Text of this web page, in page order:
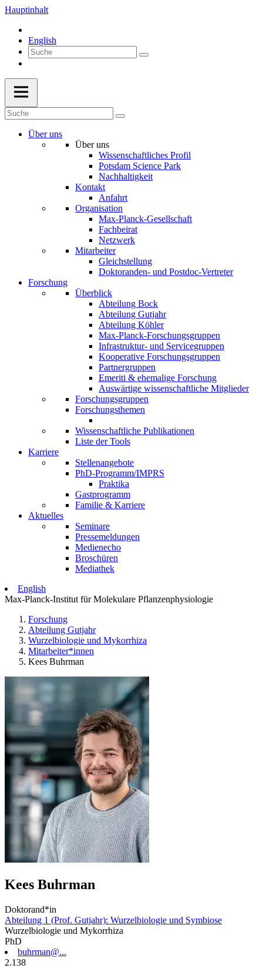
Hauptinhalt
English
Über uns
Über uns
Wissenschaftliches Profil
Potsdam Science Park
Nachhaltigkeit
Kontakt
Anfahrt
Organisation
Max-Planck-Gesellschaft
Fachbeirat
Netzwerk
Mitarbeiter
Gleichstellung
Doktoranden- und Postdoc-Vertreter
Forschung
Überblick
Abteilung Bock
Abteilung Gutjahr
Abteilung Köhler
Max-Planck-Forschungsgruppen
Infrastruktur- und Servicegruppen
Kooperative Forschungsgruppen
Partnergruppen
Emeriti & ehemalige Forschung
Auswärtige wissenschaftliche Mitglieder
Forschungsgruppen
Forschungsthemen
Wissenschaftliche Publikationen
Liste der Tools
Karriere
Stellenangebote
PhD-Programm/IMPRS
Praktika
Gastprogramm
Familie & Karriere
Aktuelles
Seminare
Pressemeldungen
Medienecho
Broschüren
Mediathek
English
Max-Planck-Institut für Molekulare Pflanzenphysiologie
Forschung
Abteilung Gutjahr
Wurzelbiologie und Mykorrhiza
Mitarbeiter*innen
Kees Buhrman
Kees Buhrman
Doktorand*in
Abteilung 1 (Prof. Gutjahr): Wurzelbiologie und Symbiose
Wurzelbiologie und Mykorrhiza
PhD
buhrman@...
2.138